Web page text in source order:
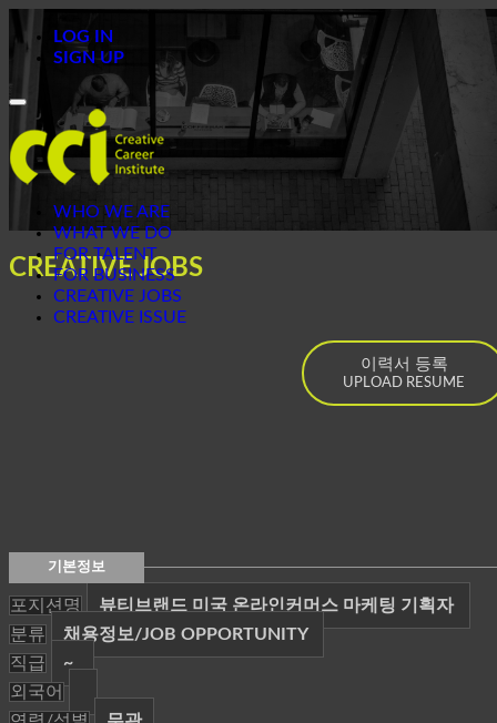
LOG IN
SIGN UP
Toggle
navigation
WHO WE ARE
WHAT WE DO
FOR TALENT
FOR BUSINESS
CREATIVE JOBS
CREATIVE ISSUE
CREATIVE JOBS
이력서 등록
UPLOAD RESUME
기본정보
포지션명
뷰티브랜드 미국 온라인커머스 마케팅 기획자
분류
채용정보/JOB OPPORTUNITY
직급
~
외국어